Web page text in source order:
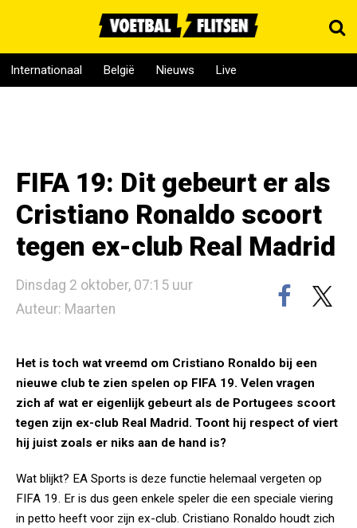
Internationaal België Nieuws Live
FIFA 19: Dit gebeurt er als
Cristiano Ronaldo scoort
tegen ex-club Real Madrid
Dinsdag 2 oktober, 07:15 uur
Auteur: Maarten
Het is toch wat vreemd om Cristiano Ronaldo bij een
nieuwe club te zien spelen op FIFA 19. Velen vragen
zich af wat er eigenlijk gebeurt als de Portugees scoort
tegen zijn ex-club Real Madrid. Toont hij respect of viert
hij juist zoals er niks aan de hand is?
Wat blijkt? EA Sports is deze functie helemaal vergeten op
FIFA 19. Er is dus geen enkele speler die een speciale viering
in petto heeft voor zijn ex-club. Cristiano Ronaldo houdt zich